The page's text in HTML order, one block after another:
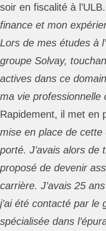
soir en fiscalité à l’ULB.
finance et mon
Lors de mes études à
groupe Solvay,
actives dans ce
ma vie professionnelle
Rapidement, il met en
mise en place de cette
porté. J’avais alors de
proposé de devenir
carrière. J’avais 25
j’ai été contacté par le
spécialisée dans